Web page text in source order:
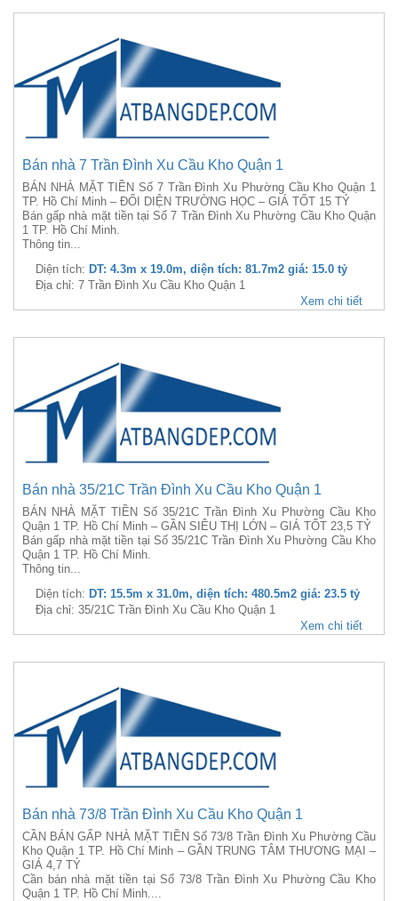
Bán nhà 7 Trần Đình Xu Cầu Kho Quận 1
BÁN NHÀ MẶT TIỀN Số 7 Trần Đình Xu Phường Cầu Kho Quận 1
TP. Hồ Chí Minh – ĐỐI DIỆN TRƯỜNG HỌC – GIÁ TỐT 15 TỶ
Bán gấp nhà mặt tiền tại Số 7 Trần Đình Xu Phường Cầu Kho Quận
1 TP. Hồ Chí Minh.
Thông tin...
Diện tích: DT: 4.3m x 19.0m, diện tích: 81.7m2 giá: 15.0 tỷ
Địa chỉ: 7 Trần Đình Xu Cầu Kho Quận 1
Xem chi tiết
Bán nhà 35/21C Trần Đình Xu Cầu Kho Quận 1
BÁN NHÀ MẶT TIỀN Số 35/21C Trần Đình Xu Phường Cầu Kho
Quận 1 TP. Hồ Chí Minh – GẦN SIÊU THỊ LỚN – GIÁ TỐT 23,5 TỶ
Bán gấp nhà mặt tiền tại Số 35/21C Trần Đình Xu Phường Cầu Kho
Quận 1 TP. Hồ Chí Minh.
Thông tin...
Diện tích: DT: 15.5m x 31.0m, diện tích: 480.5m2 giá: 23.5 tỷ
Địa chỉ: 35/21C Trần Đình Xu Cầu Kho Quận 1
Xem chi tiết
Bán nhà 73/8 Trần Đình Xu Cầu Kho Quận 1
CẦN BÁN GẤP NHÀ MẶT TIỀN Số 73/8 Trần Đình Xu Phường Cầu
Kho Quận 1 TP. Hồ Chí Minh – GẦN TRUNG TÂM THƯƠNG MẠI –
GIÁ 4,7 TỶ
Cần bán nhà mặt tiền tại Số 73/8 Trần Đình Xu Phường Cầu Kho
Quận 1 TP. Hồ Chí Minh....